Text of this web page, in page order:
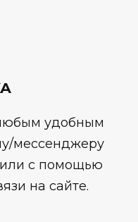
удобным
мессенджеру
с помощью
на сайте.